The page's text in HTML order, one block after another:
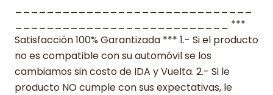
___________________________ ***
Satisfacción 100% Garantizada *** 1.- Si el producto
no es compatible con su automóvil se los
cambiamos sin costo de IDA y Vuelta. 2.- Si le
producto NO cumple con sus expectativas, le